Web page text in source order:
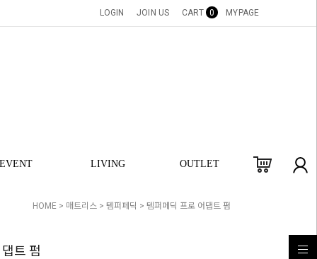
LOGIN JOIN US CART 0 MYPAGE
LIVING OUTLET
HOME > 매트리스 > 템퍼페딕 > 템퍼페딕 프로 어댑트 펌
트 펌